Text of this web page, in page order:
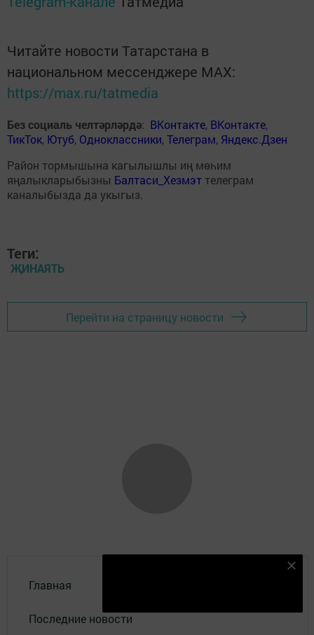
Читайте новости Татарстана в
национальном мессенджере MАХ:
https://max.ru/tatmedia
Без социаль челтәрләрдә: ВКонтакте, ВКонтакте,
ТикТок, Ютуб, Одноклассники,Телеграм, Яндекс.Дзен
Район тормышына кагылышлы иң мөһим
яңалыкларыбызны Балтаси_Хезмэт телеграм
каналыбызда да укыгыз.
Теги:
ҖИНАЯТЬ
Перейти на страницу новости
Главная
Последние новости